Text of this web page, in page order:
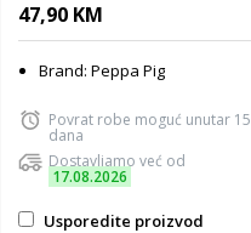
47,90 KM
Brand: Peppa Pig
Povrat robe moguć unutar 15
dana
Dostavljamo već od
17.08.2026
Usporedite proizvod